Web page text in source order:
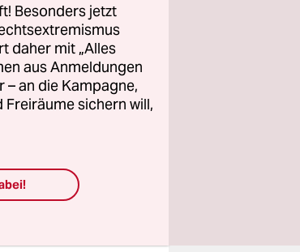
Besonders jetzt
daher mit „Alles
aus Anmeldungen
– an die Kampagne,
sichern will,